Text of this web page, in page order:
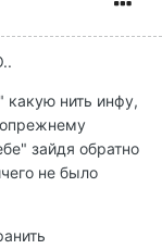
нить инфу,
зайдя обратно
не было